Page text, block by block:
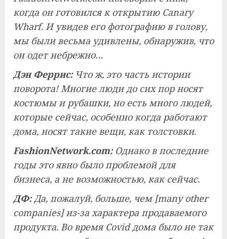
когда он готовился к открытию Canary
Wharf. И увидев его фотографию в голову,
мы были весьма удивлены, обнаружив, что
он одет небрежно…
Дэн Феррис:Что ж, это часть истории
поворота! Многие люди до сих пор носят
костюмы и рубашки, но есть много людей,
которые сейчас, особенно когда работают
дома, носят такие вещи, как толстовки.
FashionNetwork.com:Однако в последние
годы это явно было проблемой для
бизнеса, а не возможностью, как сейчас.
ДФ:Да, пожалуй, больше, чем [many other
companies] из-за характера продаваемого
продукта. Во время Covid дома было не так